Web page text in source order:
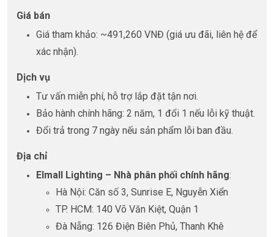
Giá bán
Giá tham khảo: ~491,260 VNĐ (giá ưu đãi, liên hệ để
xác nhận).
Dịch vụ
Tư vấn miễn phí, hỗ trợ lắp đặt tận nơi.
Bảo hành chính hãng: 2 năm, 1 đổi 1 nếu lỗi kỹ thuật.
Đổi trả trong 7 ngày nếu sản phẩm lỗi ban đầu.
Địa chỉ
Elmall Lighting – Nhà phân phối chính hãng:
Hà Nội: Căn số 3, Sunrise E, Nguyễn Xiển
TP. HCM: 140 Võ Văn Kiệt, Quận 1
Đà Nẵng: 126 Điện Biên Phủ, Thanh Khê